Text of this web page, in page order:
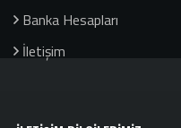
Banka Hesapları
İletişim